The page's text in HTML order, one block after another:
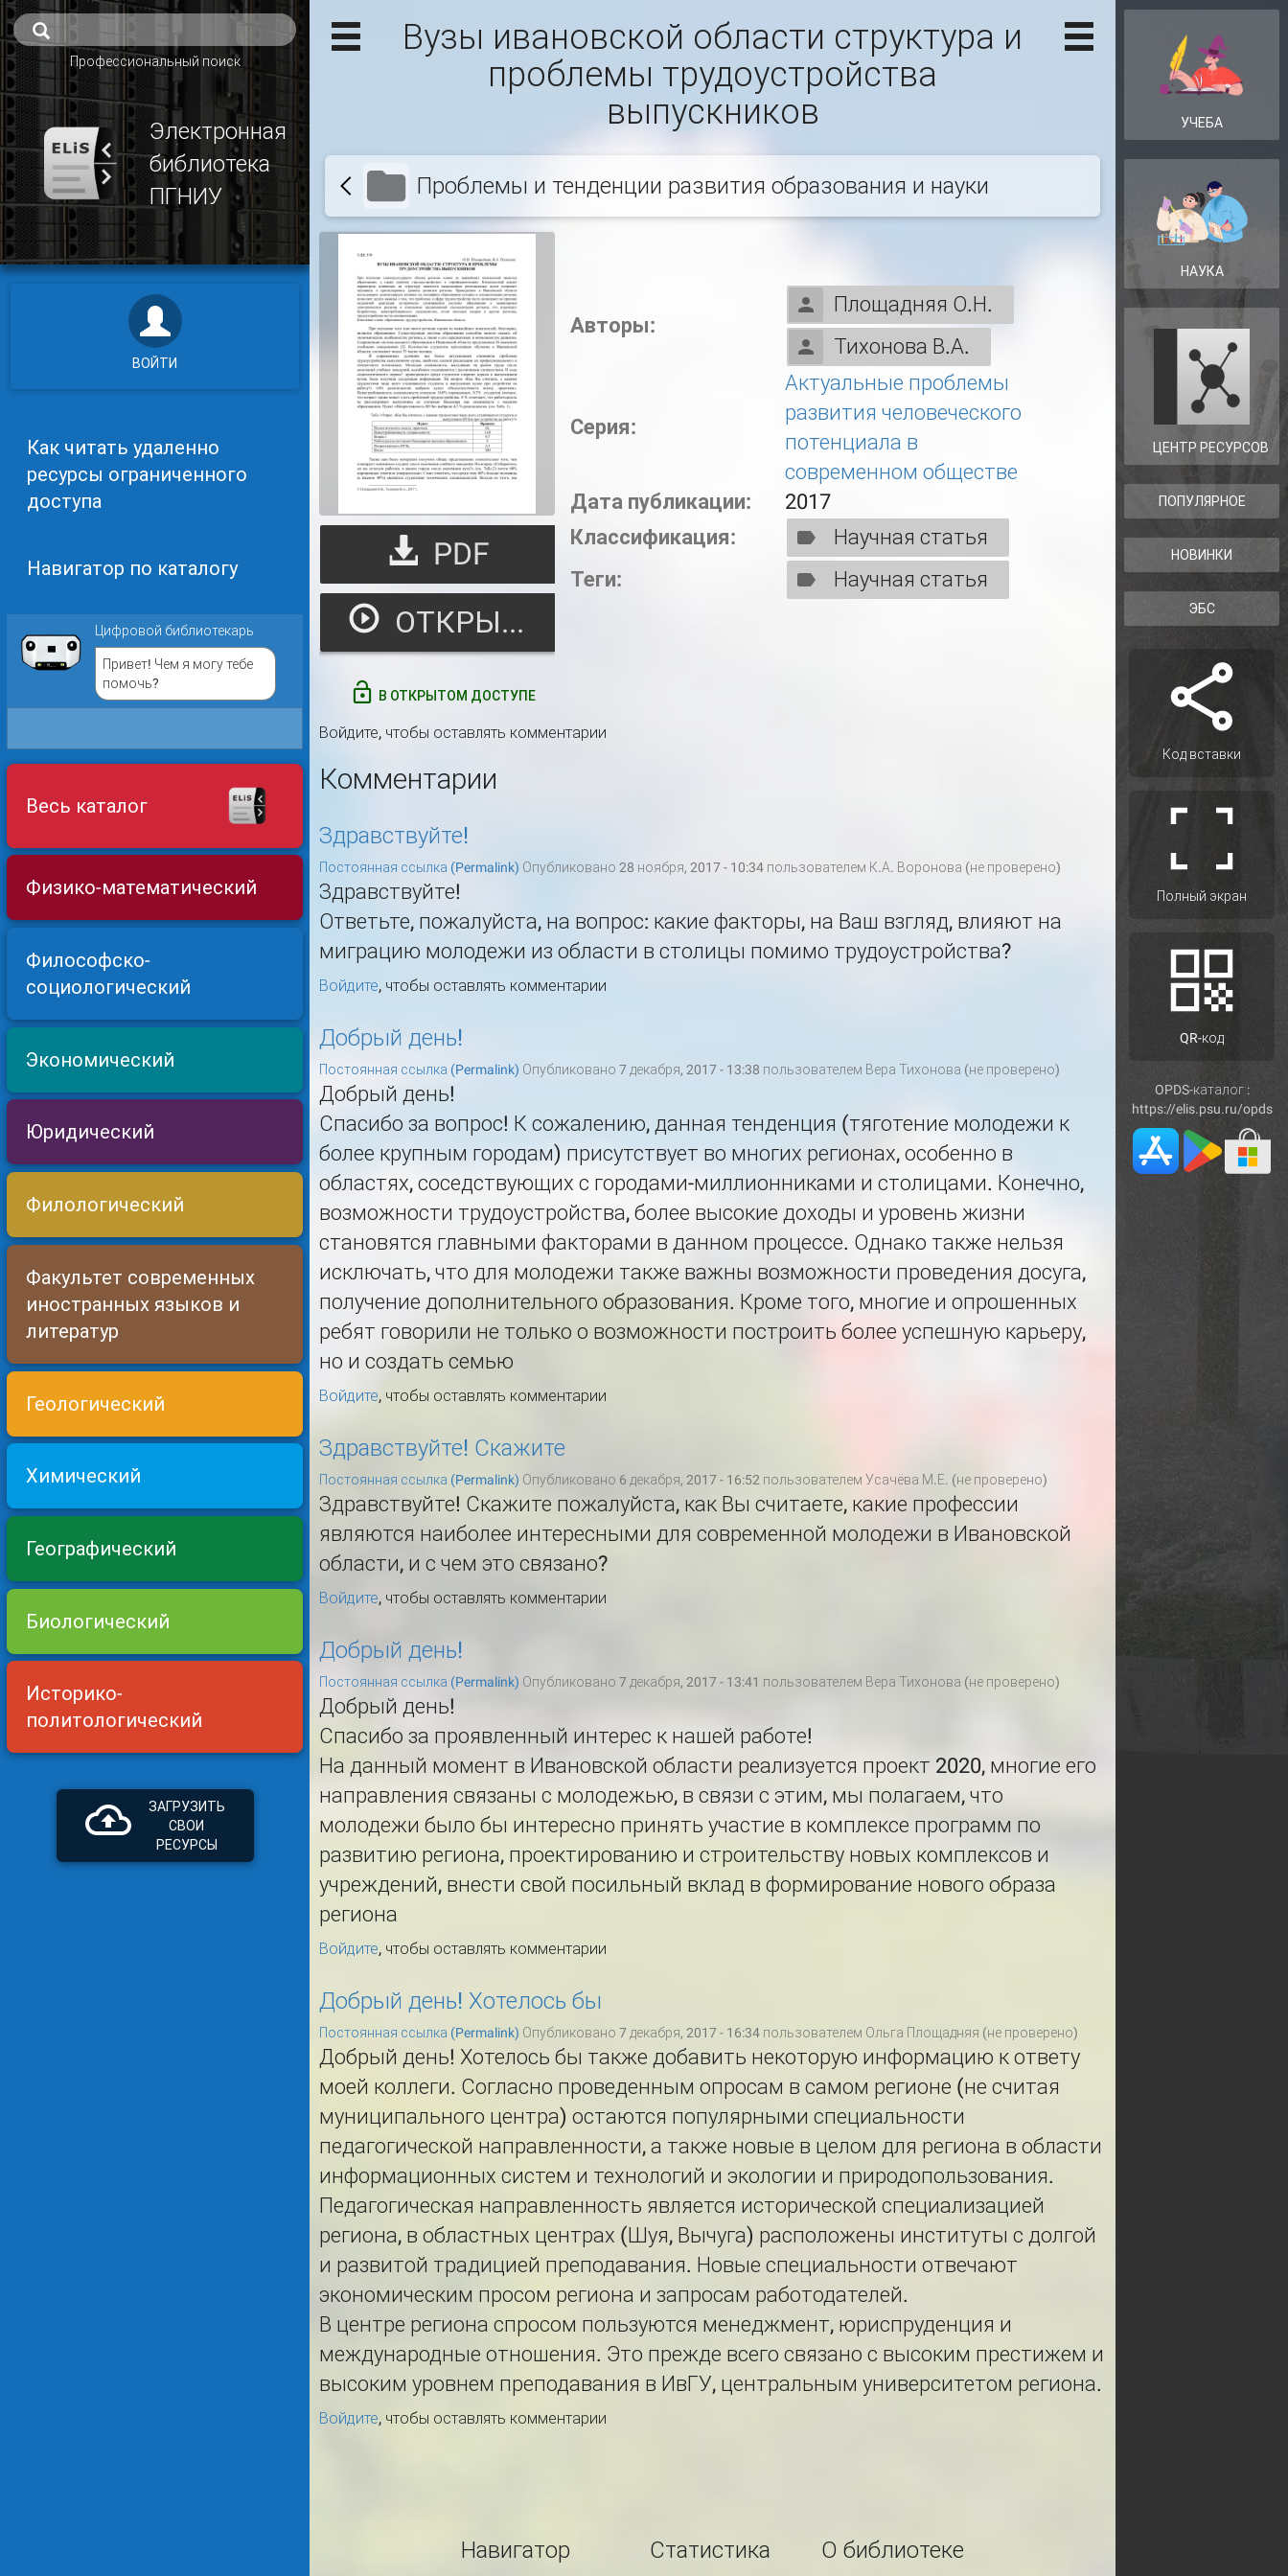
Профессиональный поиск
Электронная
библиотека
ПГНИУ
ВОЙТИ
Как читать удаленно
ресурсы ограниченного
доступа
Навигатор по каталогу
Цифровой библиотекарь
Привет! Чем я могу тебе
помочь?
Весь каталог
Физико-математический
Философско-
социологический
Экономический
Юридический
Филологический
Факультет современных
иностранных языков и
литератур
Геологический
Химический
Географический
Биологический
Историко-
политологический
ЗАГРУЗИТЬ
СВОИ
РЕСУРСЫ
Вузы ивановской области структура и
проблемы трудоустройства
выпускников
Проблемы и тенденции развития образования и науки
PDF
ОТКРЫТЬ
Авторы:
Площадняя О.Н.
Тихонова В.А.
Серия:
Актуальные проблемы
развития человеческого
потенциала в
современном обществе
Дата публикации:
2017
Классификация:
Научная статья
Теги:
Научная статья
В ОТКРЫТОМ ДОСТУПЕ
Войдите, чтобы оставлять комментарии
Комментарии
Здравствуйте!
Постоянная ссылка (Permalink) Опубликовано 28 ноября, 2017 - 10:34 пользователем К.А. Воронова (не проверено)
Здравствуйте!
Ответьте, пожалуйста, на вопрос: какие факторы, на Ваш взгляд, влияют на
миграцию молодежи из области в столицы помимо трудоустройства?
Войдите, чтобы оставлять комментарии
Добрый день!
Постоянная ссылка (Permalink) Опубликовано 7 декабря, 2017 - 13:38 пользователем Вера Тихонова (не проверено)
Добрый день!
Спасибо за вопрос! К сожалению, данная тенденция (тяготение молодежи к
более крупным городам) присутствует во многих регионах, особенно в
областях, соседствующих с городами-миллионниками и столицами. Конечно,
возможности трудоустройства, более высокие доходы и уровень жизни
становятся главными факторами в данном процессе. Однако также нельзя
исключать, что для молодежи также важны возможности проведения досуга,
получение дополнительного образования. Кроме того, многие и опрошенных
ребят говорили не только о возможности построить более успешную карьеру,
но и создать семью
Войдите, чтобы оставлять комментарии
Здравствуйте! Скажите
Постоянная ссылка (Permalink) Опубликовано 6 декабря, 2017 - 16:52 пользователем Усачёва М.Е. (не проверено)
Здравствуйте! Скажите пожалуйста, как Вы считаете, какие профессии
являются наиболее интересными для современной молодежи в Ивановской
области, и с чем это связано?
Войдите, чтобы оставлять комментарии
Добрый день!
Постоянная ссылка (Permalink) Опубликовано 7 декабря, 2017 - 13:41 пользователем Вера Тихонова (не проверено)
Добрый день!
Спасибо за проявленный интерес к нашей работе!
На данный момент в Ивановской области реализуется проект 2020, многие его
направления связаны с молодежью, в связи с этим, мы полагаем, что
молодежи было бы интересно принять участие в комплексе программ по
развитию региона, проектированию и строительству новых комплексов и
учреждений, внести свой посильный вклад в формирование нового образа
региона
Войдите, чтобы оставлять комментарии
Добрый день! Хотелось бы
Постоянная ссылка (Permalink) Опубликовано 7 декабря, 2017 - 16:34 пользователем Ольга Площадняя (не проверено)
Добрый день! Хотелось бы также добавить некоторую информацию к ответу
моей коллеги. Согласно проведенным опросам в самом регионе (не считая
муниципального центра) остаются популярными специальности
педагогической направленности, а также новые в целом для региона в области
информационных систем и технологий и экологии и природопользования.
Педагогическая направленность является исторической специализацией
региона, в областных центрах (Шуя, Вычуга) расположены институты с долгой
и развитой традицией преподавания. Новые специальности отвечают
экономическим просом региона и запросам работодателей.
В центре региона спросом пользуются менеджмент, юриспруденция и
международные отношения. Это прежде всего связано с высоким престижем и
высоким уровнем преподавания в ИвГУ, центральным университетом региона.
Войдите, чтобы оставлять комментарии
Навигатор
Статистика
О библиотеке
УЧЕБА
НАУКА
ЦЕНТР РЕСУРСОВ
ПОПУЛЯРНОЕ
НОВИНКИ
ЭБС
Код вставки
Полный экран
QR-код
OPDS-каталог :
https://elis.psu.ru/opds